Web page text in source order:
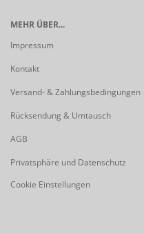
MEHR ÜBER...
Impressum
Kontakt
Versand- & Zahlungsbedingungen
Rücksendung & Umtausch
AGB
Privatsphäre und Datenschutz
Cookie Einstellungen